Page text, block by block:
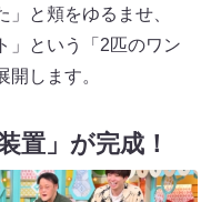
と頬をゆるませ、
」という「2匹のワン
します。
置」が完成！